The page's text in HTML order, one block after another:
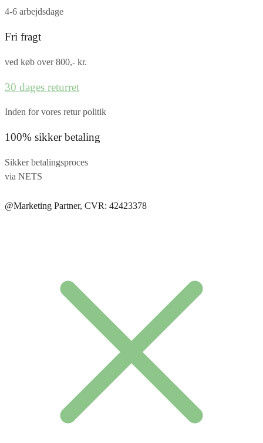
4-6 arbejdsdage
Fri fragt
ved køb over 800,- kr.
30 dages returret
Inden for vores retur politik
100% sikker betaling
Sikker betalingsproces
via NETS
@Marketing Partner, CVR: 42423378